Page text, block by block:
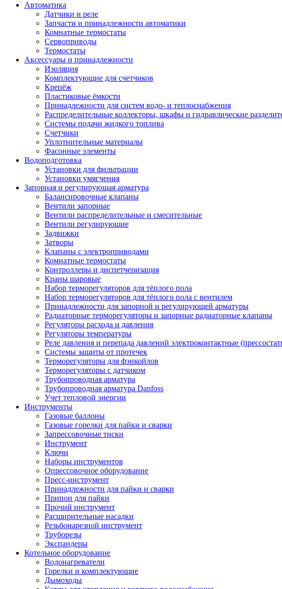
Автоматика
Датчики и реле
Запчасти и принадлежности автоматики
Комнатные термостаты
Сервоприводы
Термостаты
Аксессуары и принадлежности
Изоляция
Комплектующие для счетчиков
Крепёж
Пластиковые ёмкости
Принадлежности для систем водо- и теплоснабжения
Распределительные коллекторы, шкафы и гидравлические
Системы подачи жидкого топлива
Счетчики
Уплотнительные материалы
Фасонные элементы
Водоподготовка
Установки для фильтрации
Установки умягчения
Запорная и регулирующая арматура
Балансировочные клапаны
Вентили запорные
Вентили распределительные и смесительные
Вентили регулирующие
Задвижки
Затворы
Клапаны с электроприводами
Комнатные термостаты
Контроллеры и диспетчеризация
Краны шаровые
Набор терморегуляторов для тёплого пола
Набор терморегуляторов для тёплого пола с вентилем
Принадлежности для запорной и регулирующей арматуры
Радиаторные терморегуляторы и запорные радиаторные клапаны
Регуляторы расхода и давления
Регуляторы температуры
Реле давления и перепада давлений электроконтактные
Системы защиты от протечек
Терморегуляторы для фэнкойлов
Терморегуляторы с датчиком
Трубопроводная арматура
Трубопроводная арматура Danfoss
Учет тепловой энергии
Инструменты
Газовые баллоны
Газовые горелки для пайки и сварки
Запрессовочные тиски
Инструмент
Ключи
Наборы инструментов
Опрессовочное оборудование
Пресс-инструмент
Принадлежности для пайки и сварки
Припои для пайки
Прочий инструмент
Расширительные насадки
Резьбонарезной инструмент
Труборезы
Экспандеры
Котельное оборудование
Водонагреватели
Горелки и комплектующие
Дымоходы